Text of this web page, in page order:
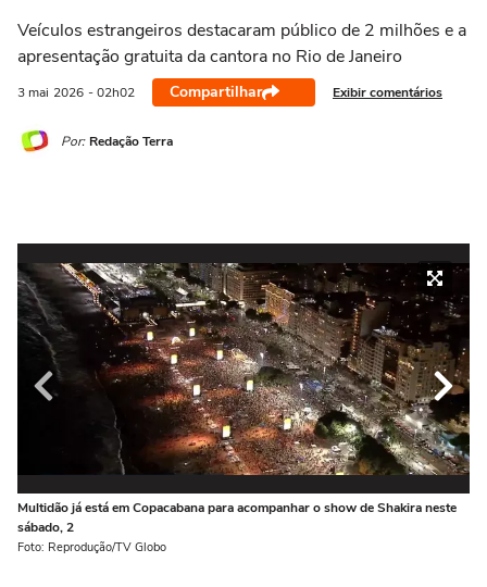
Veículos estrangeiros destacaram público de 2 milhões e a
apresentação gratuita da cantora no Rio de Janeiro
3 mai 2026 - 02h02 Compartilhar Exibir comentários
Por: Redação Terra
Multidão já está em Copacabana para acompanhar o show de Shakira neste
sábado, 2
Foto: Reprodução/TV Globo